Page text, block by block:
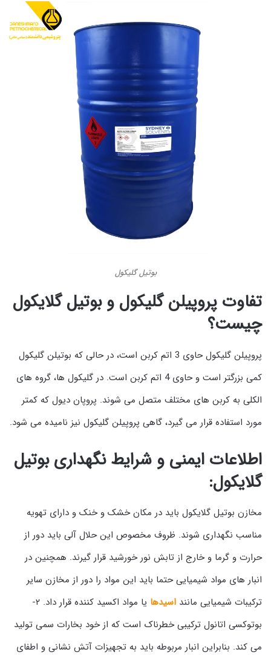
بوتیل گلیکول
تفاوت پروپیلن گلیکول و بوتیل گلایکول
چیست؟
پروپیلن گلیکول حاوی 3 اتم کربن است، در حالی که بوتیلن گلیکول
کمی بزرگتر است و حاوی 4 اتم کربن است. در گلیکول ها، گروه های
الکلی به کربن های مختلف متصل می شوند. پروپان دیول که کمتر
مورد استفاده قرار می گیرد، گاهی پروپیلن گلیکول نیز نامیده می شود.
اطلاعات ایمنی و شرایط نگهداری بوتیل
گلایکول:
مخازن بوتیل گلایکول باید در مکان خشک و خنک و دارای تهویه
مناسب نگهداری شوند. ظروف مخصوص این حلال آلی باید دور از
حرارت و گرما و خارج از تابش نور خورشید قرار گیرند. همچنین در
انبار های مواد شیمیایی حتما باید این مواد را دور از مخازن سایر
ترکیبات شیمیایی مانند اسیدها
یا مواد اکسید کننده قرار داد. ۲-
بوتوکسی اتانول ترکیبی خطرناک است که از خود بخارات سمی تولید
می کند. بنابراین انبار مربوطه باید به تجهیزات آتش نشانی و اطفای